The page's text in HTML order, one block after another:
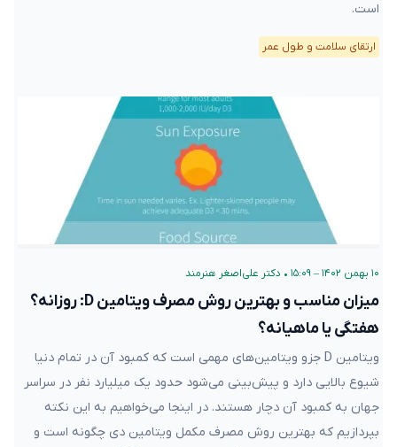
است.
ارتقای سلامت و طول عمر
۱۰ بهمن ۱۴۰۲ – ۱۵:۰۹ • دکتر علی‌اصغر هنرمند
میزان مناسب و بهترین روش مصرف ویتامین D: روزانه؟
هفتگی یا ماهیانه؟
ویتامین D جزو ویتامین‌های مهمی است که کمبود آن در تمام دنیا
شیوع بالایی دارد و پیش‌بینی می‌شود حدود یک میلیارد نفر در سراسر
جهان به کمبود آن دچار هستند. در اینجا می‌خواهیم به این نکته
بپردازیم که بهترین روش مصرف مکمل ویتامین دی چگونه است و